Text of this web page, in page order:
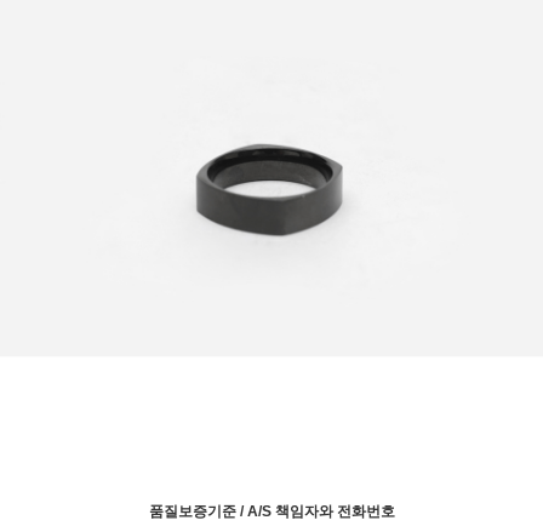
품질보증기준 / A/S 책임자와 전화번호